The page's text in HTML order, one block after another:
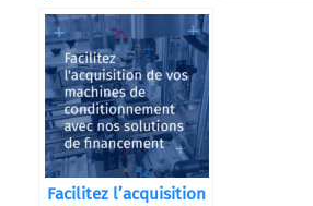
nos solutions de
vissage
Facilitez l’acquisition